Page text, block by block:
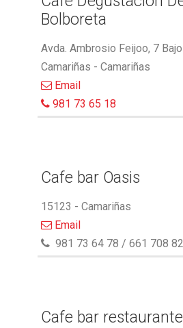
Bolboreta
Avda. Ambrosio Feijoo, 7
Camariñas - Camariñas
Email
981 73 65 18
Cafe bar Oasis
15123 - Camariñas
Email
981 73 64 78 / 661 708
Cafe bar